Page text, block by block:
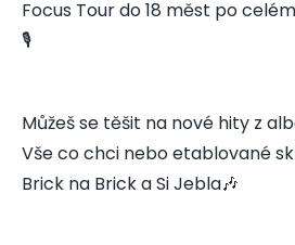
Focus Tour do 18 měst po
🎙️
Můžeš se těšit na nové hity z
Vše co chci nebo etablované
Brick na Brick a Si Jebla🎶